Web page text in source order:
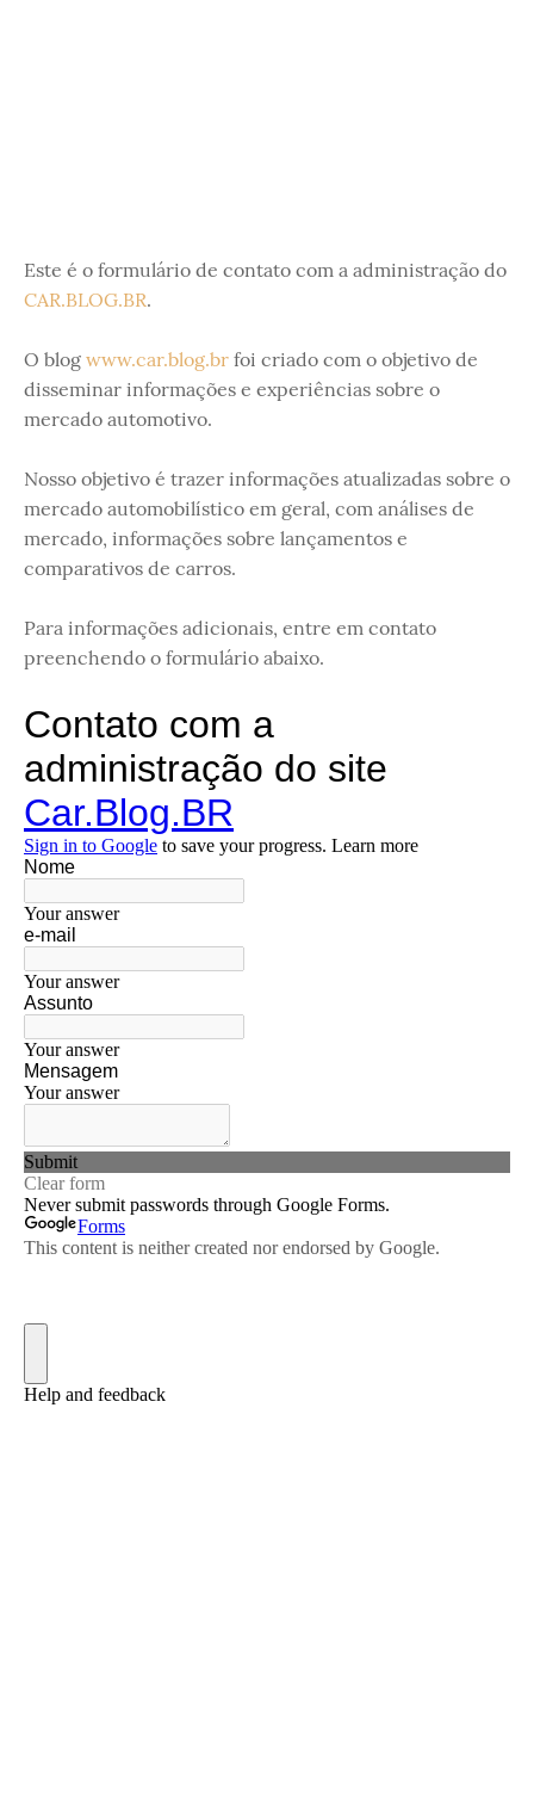
Este é o formulário de contato com a administração do
CAR.BLOG.BR.
O blog www.car.blog.br foi criado com o objetivo de
disseminar informações e experiências sobre o
mercado automotivo.
Nosso objetivo é trazer informações atualizadas sobre o
mercado automobilístico em geral, com análises de
mercado, informações sobre lançamentos e
comparativos de carros.
Para informações adicionais, entre em contato
preenchendo o formulário abaixo.